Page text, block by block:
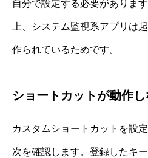
自分で設定する必要がありま
上、システム監視系アプリは
作られているためです。
ショートカットが動作
カスタムショートカットを設
次を確認します。登録したキ